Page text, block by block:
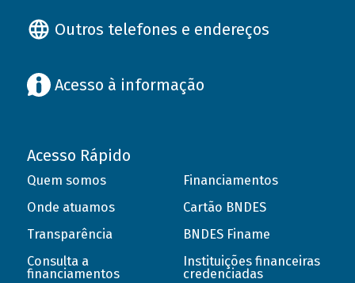
Outros telefones e endereços
Acesso à informação
Acesso Rápido
Quem somos
Onde atuamos
Transparência
Consulta a
financiamentos
Financiamentos
Cartão BNDES
BNDES Finame
Instituições financeiras
credenciadas